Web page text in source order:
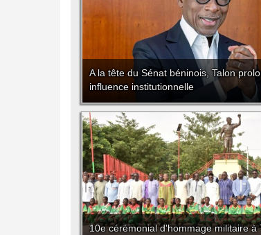
A la tête du Sénat béninois, Talon
influence institutionnelle
10e cérémonial d'hommage militaire à